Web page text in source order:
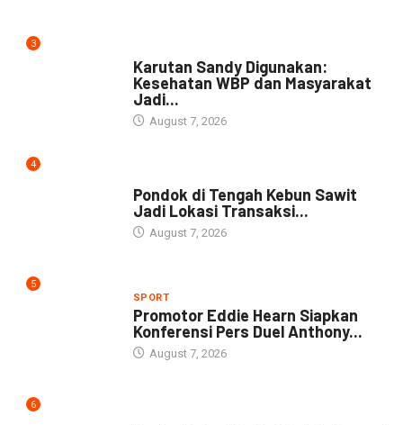
3
Karutan Sandy Digunakan:
Kesehatan WBP dan Masyarakat
Jadi...
August 7, 2026
4
Pondok di Tengah Kebun Sawit
Jadi Lokasi Transaksi...
August 7, 2026
5
SPORT
Promotor Eddie Hearn Siapkan
Konferensi Pers Duel Anthony...
August 7, 2026
6